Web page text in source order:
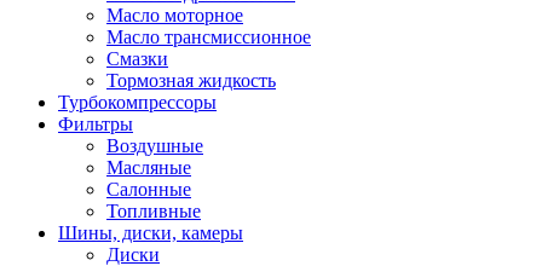
Масло моторное
Масло трансмиссионное
Смазки
Тормозная жидкость
Турбокомпрессоры
Фильтры
Воздушные
Масляные
Салонные
Топливные
Шины, диски, камеры
Диски